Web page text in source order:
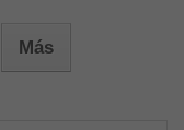
Más